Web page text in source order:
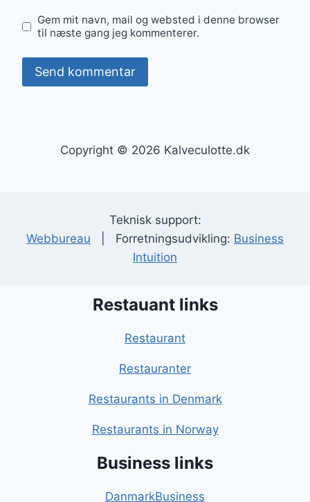
Gem mit navn, mail og websted i denne browser
til næste gang jeg kommenterer.
Copyright © 2026 Kalveculotte.dk
Teknisk support:
Webbureau | Forretningsudvikling: Business
Intuition
Restauant links
Restaurant
Restauranter
Restaurants in Denmark
Restaurants in Norway
Business links
DanmarkBusiness